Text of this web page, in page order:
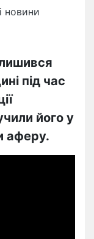
новини
під час
його у
аферу.